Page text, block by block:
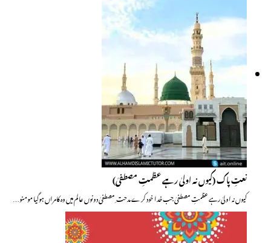
نعتِ پاک (کیوں نہ اولیٰ رہے عظمتِ مصطفیٰ)
کیوں نہ اولیٰ رہے عظمتِ مصطفیٰ جب خدا خود کرے مدحت ِ مصطفیٰ دونوں عالم میں وہ کامراں ہوگیا مومنو…